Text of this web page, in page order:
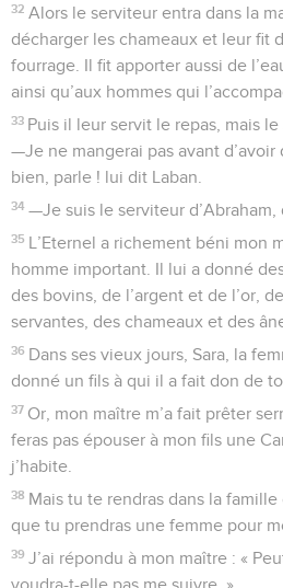
32 Alors le serviteur entra dans la
décharger les chameaux et leur fit
fourrage. Il fit apporter aussi de
ainsi qu’aux hommes qui
33 Puis il leur servit le repas, mais
—Je ne mangerai pas avant d’avoir
bien, parle ! lui dit Laban.
34 —Je suis le serviteur d’Abraham,
35 L’Eternel a richement béni mon
homme important. Il lui a donné
des bovins, de l’argent et de l’or,
servantes, des chameaux et des
36 Dans ses vieux jours, Sara, la
donné un fils à qui il a fait don de
37 Or, mon maître m’a fait prêter
feras pas épouser à mon fils une
j’habite.
38 Mais tu te rendras dans la
que tu prendras une femme pour
39 J’ai répondu à mon maître : «
voudra-t-elle pas me suivre. »